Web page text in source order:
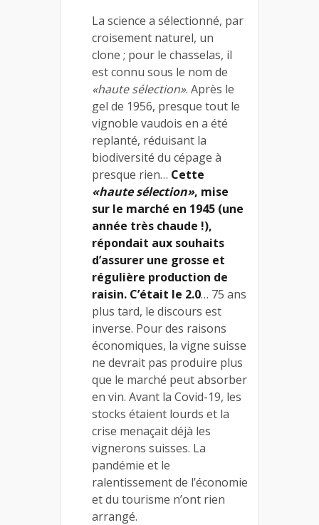
La science a sélectionné, par
croisement naturel, un
clone ; pour le chasselas, il
est connu sous le nom de
«haute sélection». Après le
gel de 1956, presque tout le
vignoble vaudois en a été
replanté, réduisant la
biodiversité du cépage à
presque rien… Cette
«haute sélection», mise
sur le marché en 1945 (une
année très chaude !),
répondait aux souhaits
d’assurer une grosse et
régulière production de
raisin. C’était le 2.0… 75 ans
plus tard, le discours est
inverse. Pour des raisons
économiques, la vigne suisse
ne devrait pas produire plus
que le marché peut absorber
en vin. Avant la Covid-19, les
stocks étaient lourds et la
crise menaçait déjà les
vignerons suisses. La
pandémie et le
ralentissement de l’économie
et du tourisme n’ont rien
arrangé.